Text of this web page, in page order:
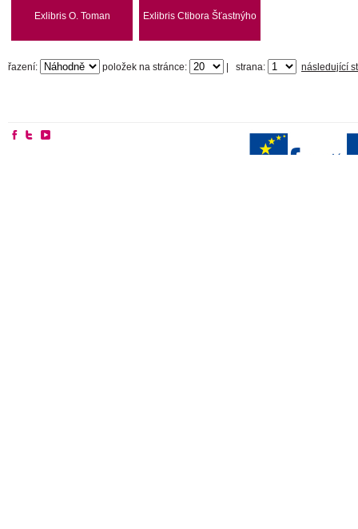
Exlibris O. Toman Exlibris Ctibora Šťastnýho
řazení: položek na stránce: strana: následující